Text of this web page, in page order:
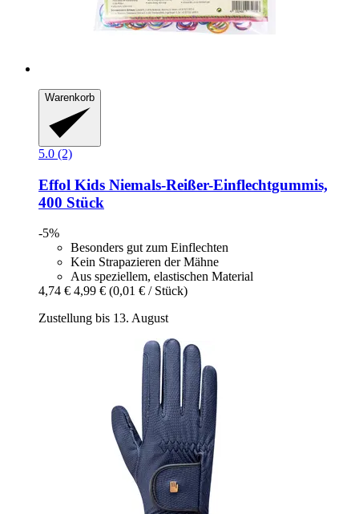
Warenkorb
5.0 (2)
Effol Kids Niemals-​Reißer-​Einflechtgummis,
400 Stück
-5%
Besonders gut zum Einflechten
Kein Strapazieren der Mähne
Aus speziellem, elastischen Material
4,74 € 4,99 € (0,01 € / Stück)
Zustellung bis 13. August